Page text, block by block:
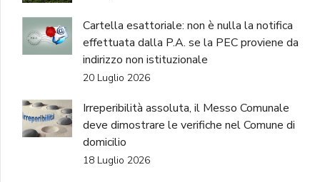
Cartella esattoriale: non è nulla la notifica
effettuata dalla P.A. se la PEC proviene da
indirizzo non istituzionale
20 Luglio 2026
Irreperibilità assoluta, il Messo Comunale
deve dimostrare le verifiche nel Comune di
domicilio
18 Luglio 2026